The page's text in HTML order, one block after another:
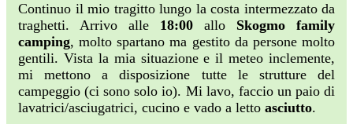
Continuo il mio tragitto lungo la costa intermezzato da
traghetti. Arrivo alle 18:00 allo Skogmo family
camping, molto spartano ma gestito da persone molto
gentili. Vista la mia situazione e il meteo inclemente,
mi mettono a disposizione tutte le strutture del
campeggio (ci sono solo io). Mi lavo, faccio un paio di
lavatrici/asciugatrici, cucino e vado a letto asciutto.